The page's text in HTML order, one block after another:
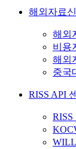
해외자료
해외
비용
해외
중국
RISS API